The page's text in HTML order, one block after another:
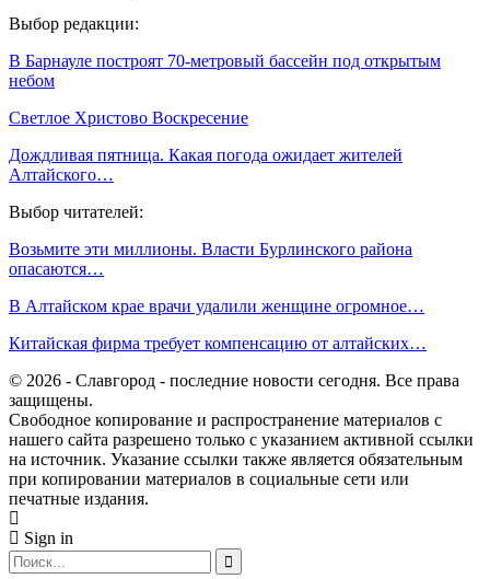
Выбор редакции:
В Барнауле построят 70-метровый бассейн под открытым
небом
Светлое Христово Воскресение
Дождливая пятница. Какая погода ожидает жителей
Алтайского…
Выбор читателей:
Возьмите эти миллионы. Власти Бурлинского района
опасаются…
В Алтайском крае врачи удалили женщине огромное…
Китайская фирма требует компенсацию от алтайских…
© 2026 - Славгород - последние новости сегодня. Все права
защищены.
Свободное копирование и распространение материалов с
нашего сайта разрешено только с указанием активной ссылки
на источник. Указание ссылки также является обязательным
при копировании материалов в социальные сети или
печатные издания.
Sign in